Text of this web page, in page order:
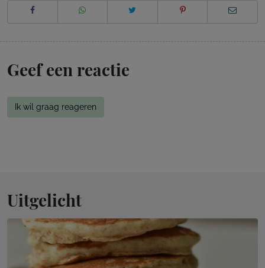
Geef een reactie
Ik wil graag reageren
Uitgelicht